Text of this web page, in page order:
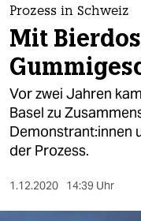
themen
politik
öko
gesellschaft
kultur
sport
Prozess in Schweiz
Mit
Vor zwei Jahren
Basel zu
Demonstrant:innen
der Prozess.
1.12.2020 14:39 Uhr